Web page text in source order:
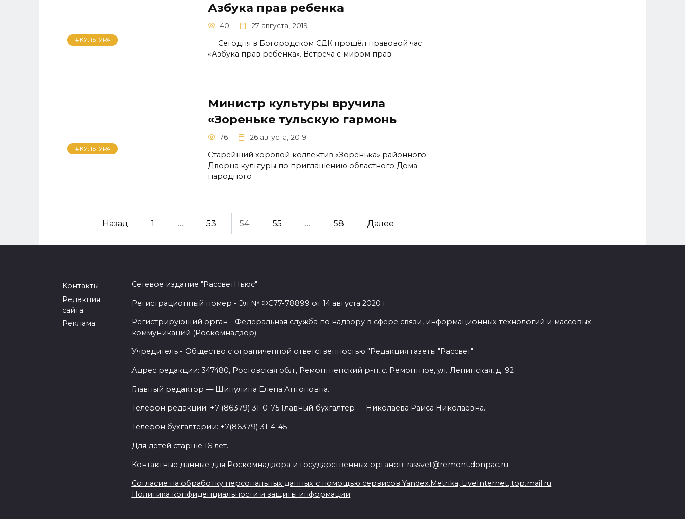
#КУЛЬТУРА
Азбука прав ребенка
40 27 августа, 2019
Сегодня в Богородском СДК прошёл правовой час
«Азбука прав ребёнка». Встреча с миром прав
#КУЛЬТУРА
Министр культуры вручила
«Зореньке тульскую гармонь
76 26 августа, 2019
Старейший хоровой коллектив «Зоренька» районного
Дворца культуры по приглашению областного Дома
народного
Навигация
записям
Назад 1 … 53 54 55 … 58 Далее
Контакты
Редакция
сайта
Реклама
Сетевое издание "РассветНьюс"
Регистрационный номер - Эл № ФС77-78899 от 14 августа 2020 г.
Регистрирующий орган - Федеральная служба по надзору в сфере связи, информационных технологий и массовых
коммуникаций (Роскомнадзор)
Учредитель - Общество с ограниченной ответственностью "Редакция газеты "Рассвет"
Адрес редакции: 347480, Ростовская обл., Ремонтненский р-н, с. Ремонтное, ул. Ленинская, д. 92
Главный редактор — Шипулина Елена Антоновна.
Телефон редакции: +7 (86379) 31-0-75 Главный бухгалтер — Николаева Раиса Николаевна.
Телефон бухгалтерии: +7(86379) 31-4-45
Для детей старше 16 лет.
Контактные данные для Роскомнадзора и государственных органов: rassvet@remont.donpac.ru
Согласие на обработку персональных данных с помощью сервисов Yandex.Metrika, LiveInternet, top.mail.ru
Политика конфиденциальности и защиты информации